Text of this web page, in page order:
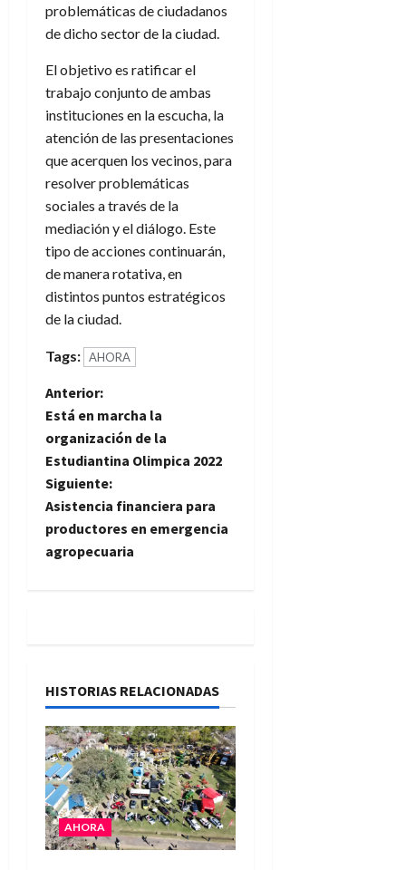
problemáticas de ciudadanos
de dicho sector de la ciudad.
El objetivo es ratificar el
trabajo conjunto de ambas
instituciones en la escucha, la
atención de las presentaciones
que acerquen los vecinos, para
resolver problemáticas
sociales a través de la
mediación y el diálogo. Este
tipo de acciones continuarán,
de manera rotativa, en
distintos puntos estratégicos
de la ciudad.
Tags: AHORA
N
a
v
e
g
ó
n
d
e
e
Anterior:
Está en marcha la
organización de la
Estudiantina Olimpica 2022
Siguiente:
Asistencia financiera para
productores en emergencia
agropecuaria
HISTORIAS RELACIONADAS
AHORA